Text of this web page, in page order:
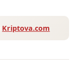
Kriptova.com